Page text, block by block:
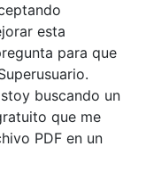
esta
para que
buscando un
que me
PDF en un